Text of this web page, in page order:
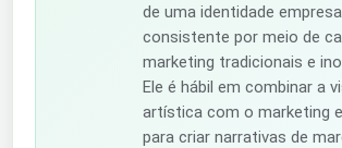
de uma identidade
consistente por meio de
marketing tradicionais e
Ele é hábil em combinar a
artística com o marketing
para criar narrativas de